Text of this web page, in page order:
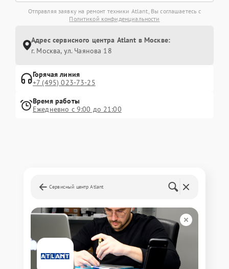
Отправляя заявку на ремонт техники Atlant, Вы соглашаетесь с
Политикой конфиденциальности
Адрес сервисного центра Atlant в Москве:
г. Москва, ул. Чаянова 18
Горячая линия
+7 (495) 023-73-25
Время работы
Ежедневно с 9:00 до 21:00
Сервисный центр Atlant